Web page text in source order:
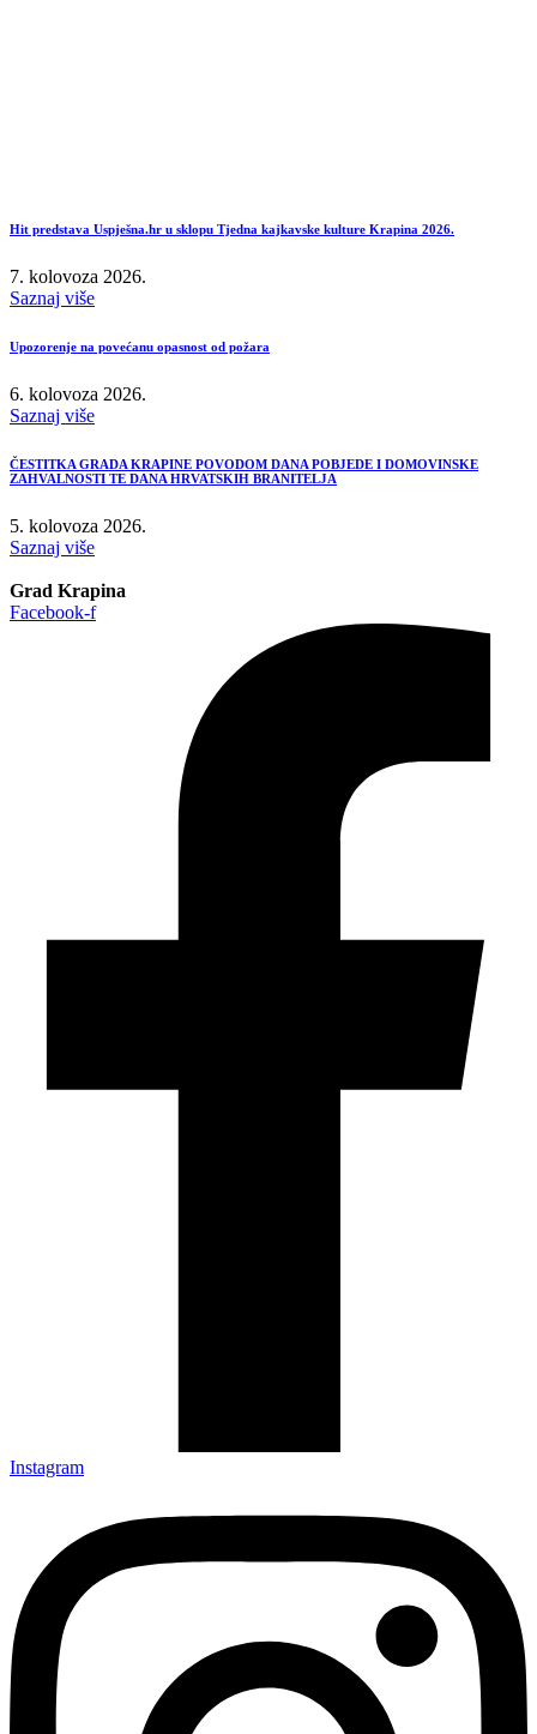
Hit predstava Uspješna.hr u sklopu Tjedna kajkavske kulture Krapina 2026.
7. kolovoza 2026.
Saznaj više
Upozorenje na povećanu opasnost od požara
6. kolovoza 2026.
Saznaj više
ČESTITKA GRADA KRAPINE POVODOM DANA POBJEDE I DOMOVINSKE
ZAHVALNOSTI TE DANA HRVATSKIH BRANITELJA
5. kolovoza 2026.
Saznaj više
Grad Krapina
Facebook-f
Instagram